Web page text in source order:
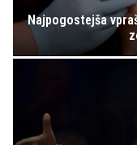
Najpogostejša